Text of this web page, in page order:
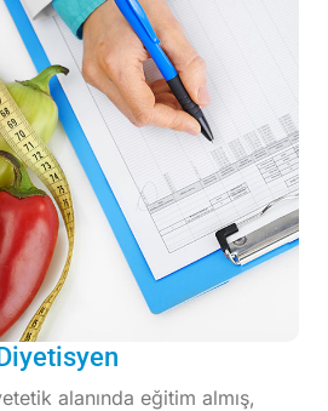
alanında eğitim almış,